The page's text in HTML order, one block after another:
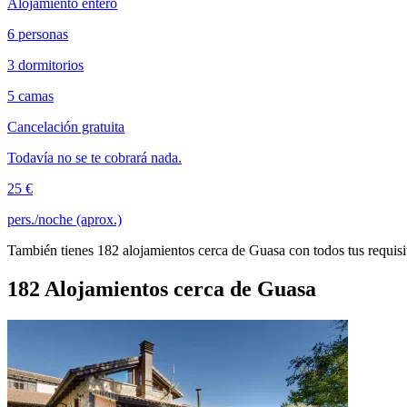
6 personas
3 dormitorios
5 camas
Cancelación gratuita
Todavía no se te cobrará nada.
25 €
pers./noche (aprox.)
También tienes 182 alojamientos cerca de Guasa con todos tus
182 Alojamientos cerca de Guasa